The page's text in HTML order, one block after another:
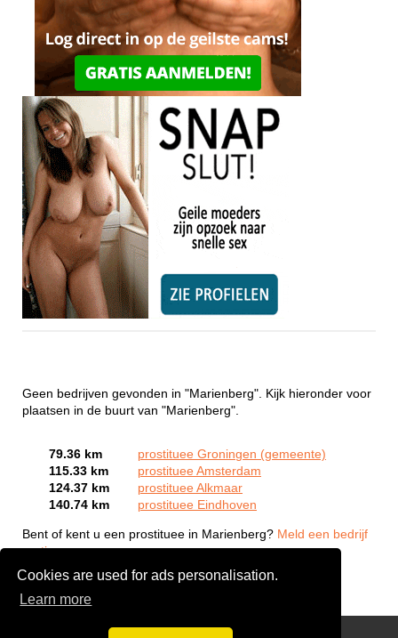
Cookies are used for ads personalisation.
Learn more
Geen bedrijven gevonden in "Marienberg". Kijk hieronder voor
plaatsen in de buurt van "Marienberg".
79.36 km
prostituee Groningen (gemeente)
115.33 km
prostituee Amsterdam
124.37 km
prostituee Alkmaar
140.74 km
prostituee Eindhoven
Bent of kent u een prostituee in Marienberg? Meld een bedrijf
gratis aan